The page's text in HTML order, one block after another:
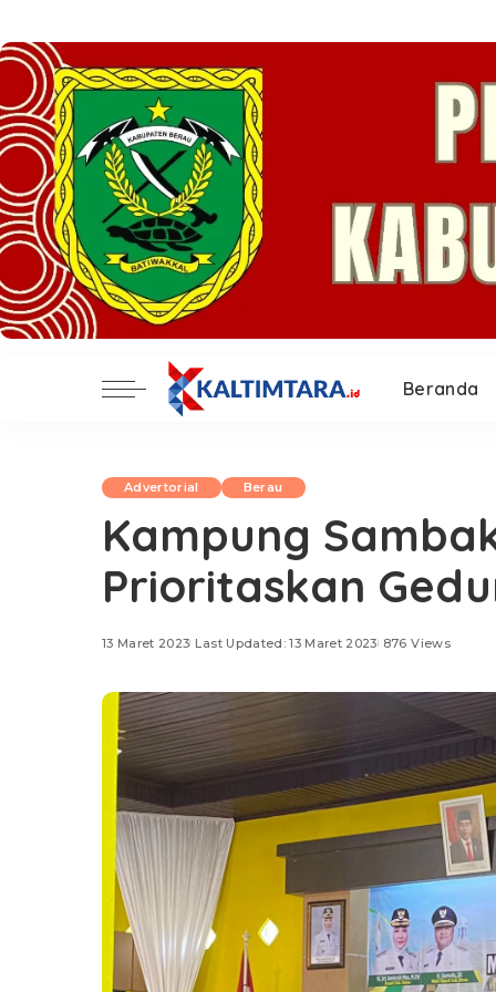
Beranda
Advertorial Berau
Kampung
Prioritaskan
13 Maret 2023 Last Updated: 13 Maret 2023 876 Views